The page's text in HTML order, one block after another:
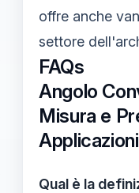
offre anche
settore
FAQs
Angolo
Misura e
Qual è la